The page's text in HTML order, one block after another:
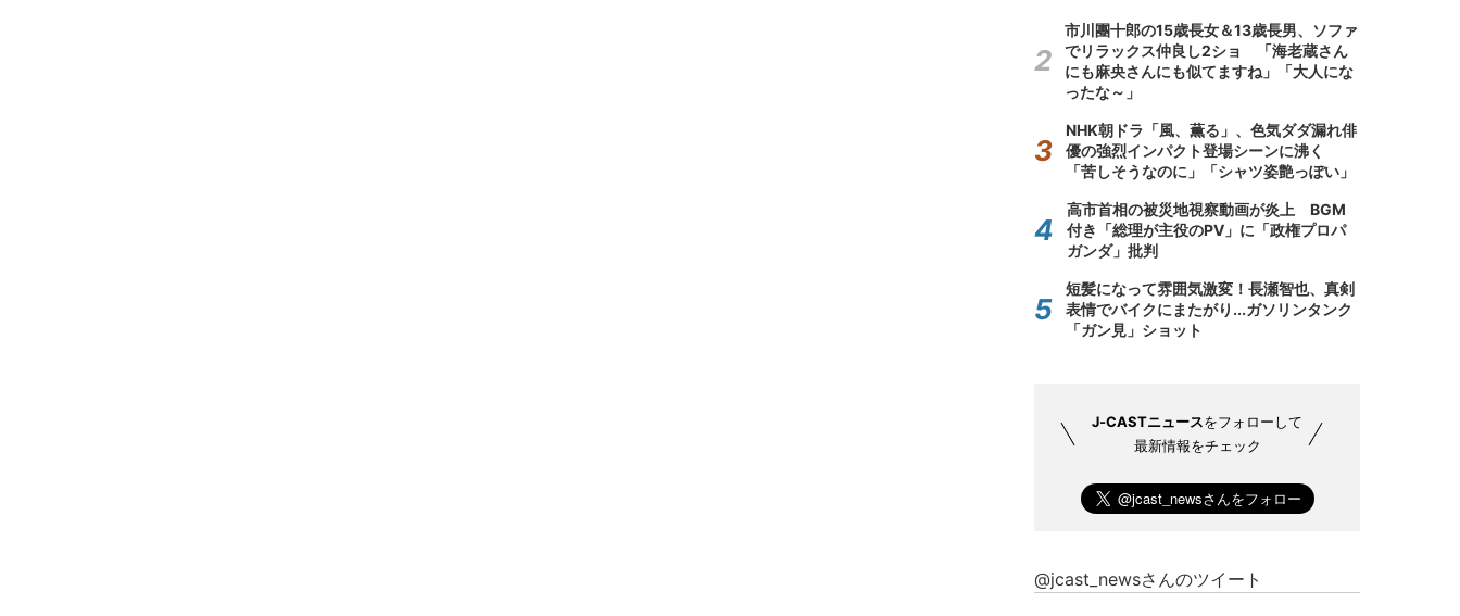
市川團十郎の15歳長女＆13歳長男、ソファ
でリラックス仲良し2ショ 「海老蔵さん
にも麻央さんにも似てますね」「大人にな
ったな～」
NHK朝ドラ「風、薫る」、色気ダダ漏れ俳
優の強烈インパクト登場シーンに沸く
「苦しそうなのに」「シャツ姿艶っぽい」
高市首相の被災地視察動画が炎上 BGM
付き「総理が主役のPV」に「政権プロパ
ガンダ」批判
短髪になって雰囲気激変！長瀬智也、真剣
表情でバイクにまたがり...ガソリンタンク
「ガン見」ショット
J-CASTニュースをフォローして
最新情報をチェック
@jcast_newsさんのツイート